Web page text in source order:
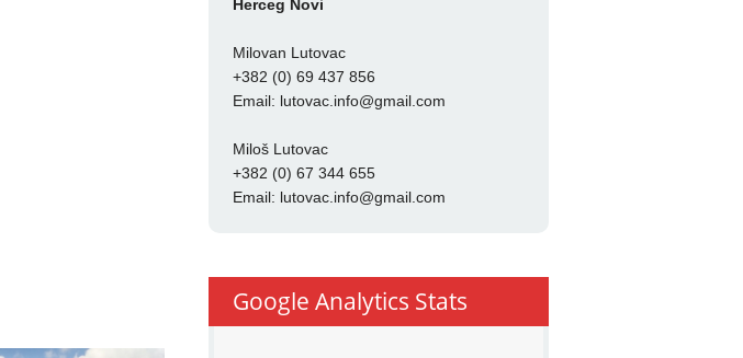
Herceg Novi
Milovan Lutovac
+382 (0) 69 437 856
Email: lutovac.info@gmail.com
Miloš Lutovac
+382 (0) 67 344 655
Email: lutovac.info@gmail.com
Google Analytics Stats